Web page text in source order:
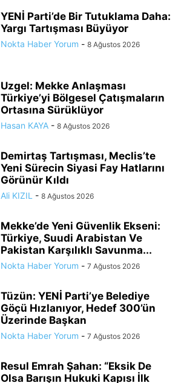
YENİ Parti’de Bir Tutuklama Daha:
Yargı Tartışması Büyüyor
Nokta Haber Yorum - 8 Ağustos 2026
Uzgel: Mekke Anlaşması
Türkiye’yi Bölgesel Çatışmaların
Ortasına Sürüklüyor
Hasan KAYA - 8 Ağustos 2026
Demirtaş Tartışması, Meclis’te
Yeni Sürecin Siyasi Fay Hatlarını
Görünür Kıldı
Ali KIZIL - 8 Ağustos 2026
Mekke’de Yeni Güvenlik Ekseni:
Türkiye, Suudi Arabistan Ve
Pakistan Karşılıklı Savunma...
Nokta Haber Yorum - 7 Ağustos 2026
Tüzün: YENİ Parti’ye Belediye
Göçü Hızlanıyor, Hedef 300’ün
Üzerinde Başkan
Nokta Haber Yorum - 7 Ağustos 2026
Resul Emrah Şahan: “Eksik De
Olsa Barışın Hukuki Kapısı İlk